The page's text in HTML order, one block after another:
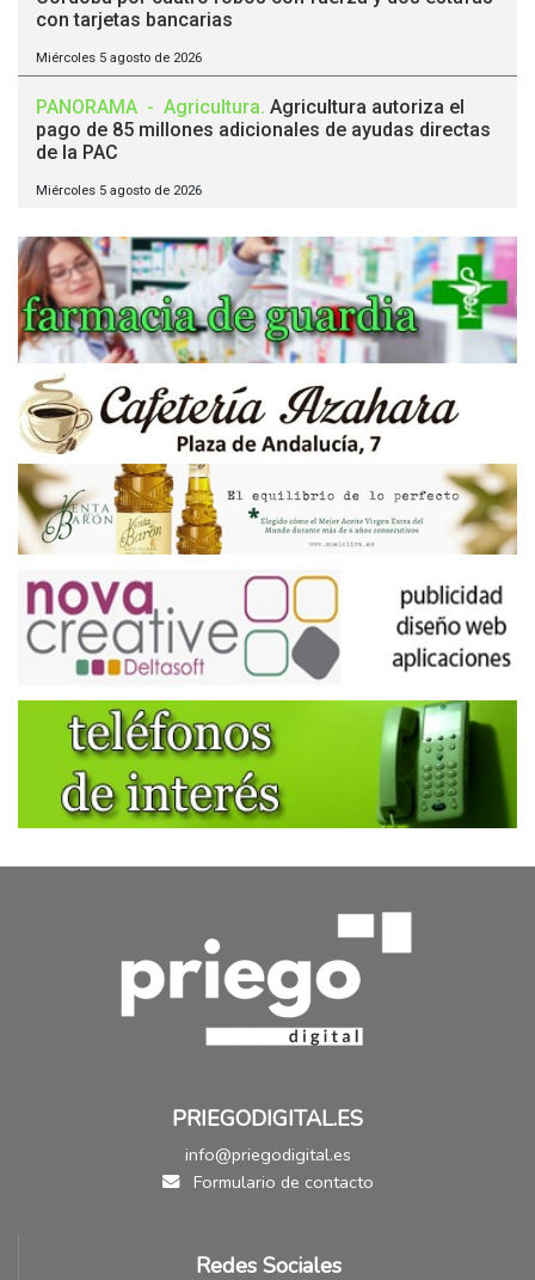
con tarjetas bancarias
Miércoles 5 agosto de 2026
PANORAMA - Agricultura. Agricultura autoriza el
pago de 85 millones adicionales de ayudas directas
de la PAC
Miércoles 5 agosto de 2026
PRIEGODIGITAL.ES
info@priegodigital.es
Formulario de contacto
Redes Sociales